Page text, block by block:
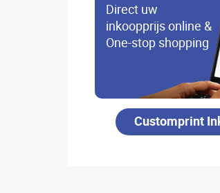
Direct uw
inkoopprijs online &
One-stop shopping
Customprint